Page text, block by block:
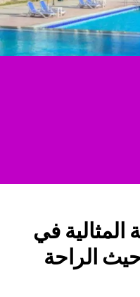
المثالية في
الراحة